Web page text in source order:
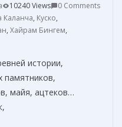
10240 Views
0 Comments
Каланча, Куско,
, Хайрам Бингем,
истории,
памятников,
майя, ацтеков…